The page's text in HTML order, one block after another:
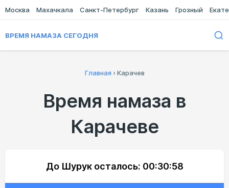
Москва Махачкала Санкт-Петербург Казань Грозный
ВРЕМЯ НАМАЗА СЕГОДНЯ
Главная › Карачев
Время намаза в
Карачеве
До Шурук осталось: 00:30:58